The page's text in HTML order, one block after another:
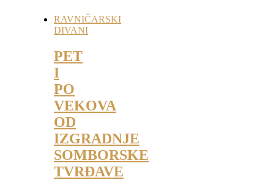
RAVNIČARSKI
DIVANI
PET
I
PO
VEKOVA
OD
IZGRADNJE
SOMBORSKE
TVRĐAVE